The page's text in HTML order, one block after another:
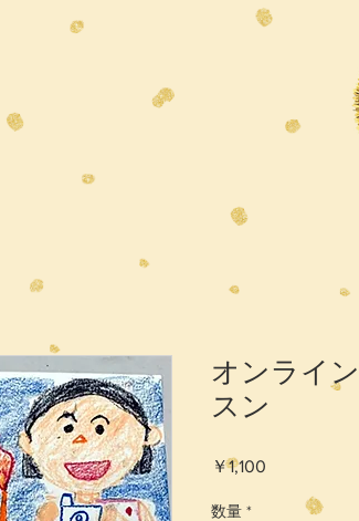
オンライ
スン
￥1,100
数量 *